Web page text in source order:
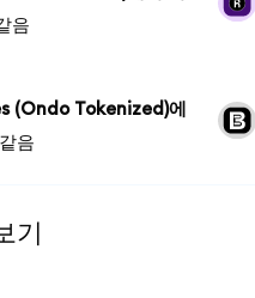
음
(Ondo Tokenized)에
음
기